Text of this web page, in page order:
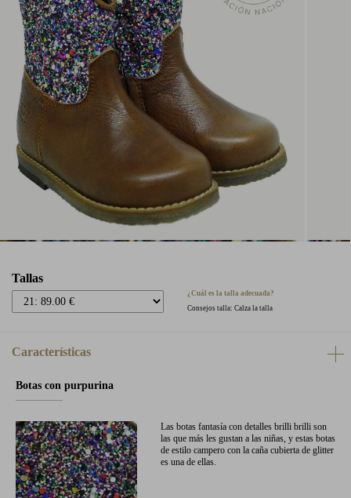
Tallas
¿Cuál es la talla adecuada?
Consejos talla: Calza la talla
Características
Botas con purpurina
Las botas fantasía con detalles brilli brilli son
las que más les gustan a las niñas, y estas botas
de estilo campero con la caña cubierta de glitter
es una de ellas.